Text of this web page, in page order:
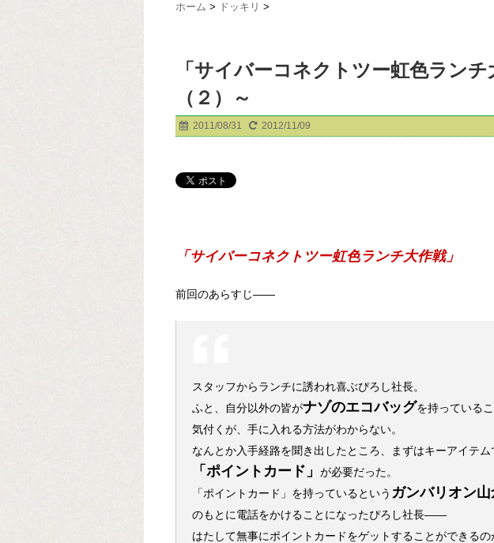
ホーム > ドッキリ >
「サイバーコネクトツー虹色ラン
（２）～
2011/08/31 2012/11/09
「サイバーコネクトツー虹色ランチ大作戦」
前回のあらすじ――
スタッフからランチに誘われ喜ぶぴろし社長。
ふと、自分以外の皆がナゾのエコバッグを持っている
気付くが、手に入れる方法がわからない。
なんとか入手経路を聞き出したところ、まずはキーアイテム
「ポイントカード」
が必要だった。
「ポイントカード」を持っているという ガンバリオン
のもとに電話をかけることになったぴろし社長――
はたして無事にポイントカードをゲットすることができるの